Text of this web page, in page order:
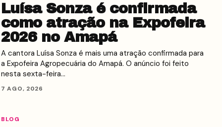
Luísa Sonza é confirmada
como atração na Expofeira
2026 no Amapá
A cantora Luísa Sonza é mais uma atração confirmada para
a Expofeira Agropecuária do Amapá. O anúncio foi feito
nesta sexta-feira…
7 AGO, 2026
BLOG